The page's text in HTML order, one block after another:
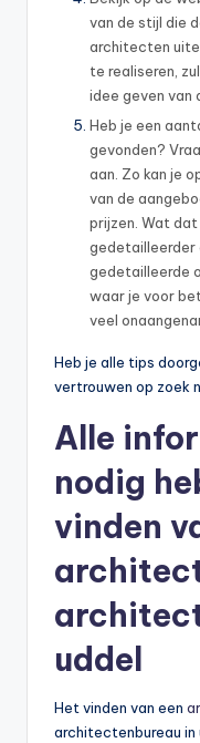
van de stijl die
architecten
te realiseren,
idee geven van
Heb je een
gevonden?
aan. Zo kan je
van de
prijzen. Wat
gedetailleerder
gedetailleerde
waar je voor
veel
Heb je alle tips
vertrouwen op zoek
Alle
nodig
vinden
uddel
Het vinden van een
architectenbureau in